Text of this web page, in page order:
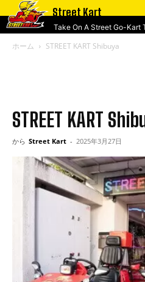
Street Kart
Take On A Street Go-Kart
ホーム STREET KART Shibuya
STREET KART
から Street Kart - 2025年3月27日